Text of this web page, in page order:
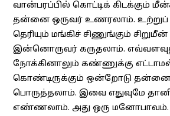
வான்பரப்பில் கொட்டிக் கிடக்கும்
தன்னை ஒருவர் உணரலாம். உற்றுப்
தெரியும் மங்கிச் சிணுங்கும்
இன்னொருவர் கருதலாம்.
நோக்கினாலும் கண்ணுக்கு
கொண்டிருக்கும் ஒன்றோடு தன்னை
பொருத்தலாம். இவை எதுவுமே
எண்ணலாம். அது ஒரு மனோபாவம்.